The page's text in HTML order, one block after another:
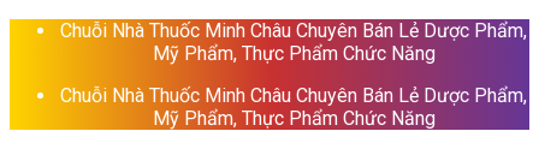
Skip
Chuỗi Nhà Thuốc Minh Châu Chuyên Bán Lẻ Dược Phẩm,
Mỹ Phẩm, Thực Phẩm Chức Năng
Chuỗi Nhà Thuốc Minh Châu Chuyên Bán Lẻ Dược Phẩm,
Mỹ Phẩm, Thực Phẩm Chức Năng